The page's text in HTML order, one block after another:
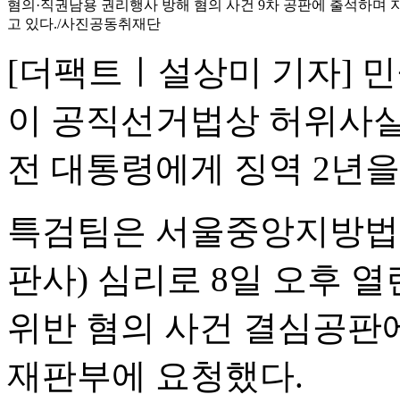
혐의·직권남용 권리행사 방해 혐의 사건 9차 공판에 출석하며
고 있다./사진공동취재단
[더팩트ㅣ설상미 기자]
이 공직선거법상 허위사
전 대통령에게 징역 2년
특검팀은 서울중앙지방
판사) 심리로 8일 오후
위반 혐의 사건 결심공판
재판부에 요청했다.